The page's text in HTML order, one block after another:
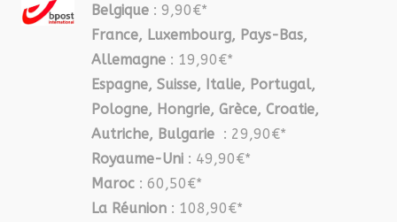
Belgique : 9,90€*
France, Luxembourg, Pays-Bas,
Allemagne : 19,90€*
Espagne, Suisse, Italie, Portugal,
Pologne, Hongrie, Grèce, Croatie,
Autriche, Bulgarie : 29,90€*
Royaume-Uni : 49,90€*
Maroc : 60,50€*
La Réunion : 108,90€*